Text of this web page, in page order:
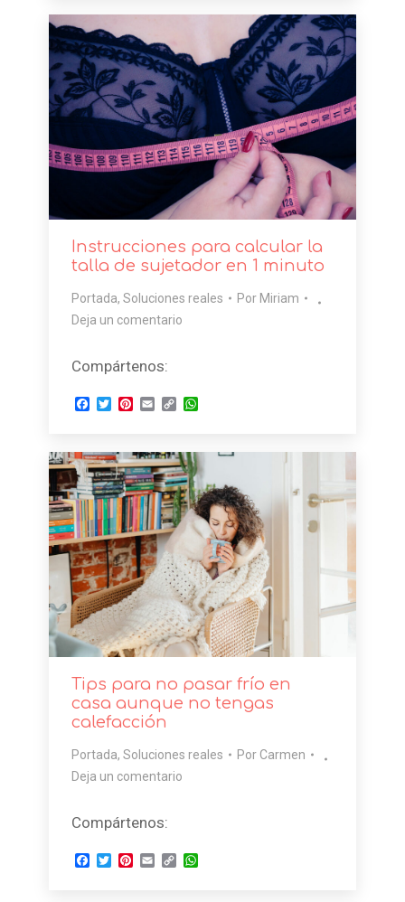
Instrucciones para calcular la
talla de sujetador en 1 minuto
Portada, Soluciones reales Por Miriam
Deja un comentario
Compártenos:
Facebook
TwitterPinterest
EmailCopyWhatsApp
Tips para no pasar frío en
casa aunque no tengas
calefacción
Portada, Soluciones reales Por Carmen
Deja un comentario
Compártenos:
Facebook
TwitterPinterest
EmailCopyWhatsApp